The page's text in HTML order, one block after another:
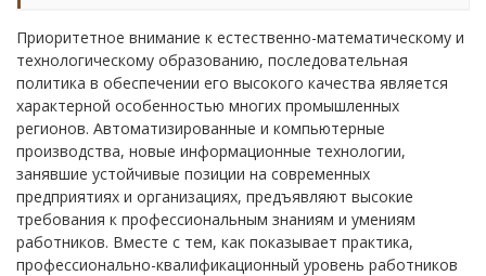
Приоритетное внимание к естественно-математическому и
технологическому образованию, последовательная
политика в обеспечении его высокого качества является
характерной особенностью многих промышленных
регионов. Автоматизированные и компьютерные
производства, новые информационные технологии,
занявшие устойчивые позиции на современных
предприятиях и организациях, предъявляют высокие
требования к профессиональным знаниям и умениям
работников. Вместе с тем, как показывает практика,
профессионально-квалификационный уровень работников